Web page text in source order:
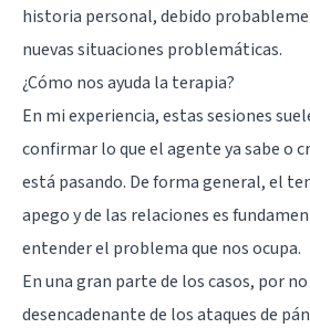
historia personal, debido
nuevas situaciones problemáticas.
¿Cómo nos ayuda la terapia?
En mi experiencia, estas sesiones
confirmar lo que el agente ya sabe o
está pasando. De forma general, el
apego y de las relaciones es
entender el problema que nos ocupa.
En una gran parte de los casos, por
desencadenante de los ataques de